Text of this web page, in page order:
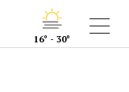
16° - 30°